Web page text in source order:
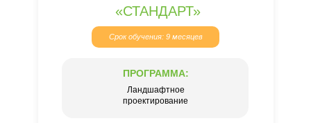
«СТАНДАРТ»
Срок обучения: 9 месяцев
ПРОГРАММА:
Ландшафтное
проектирование